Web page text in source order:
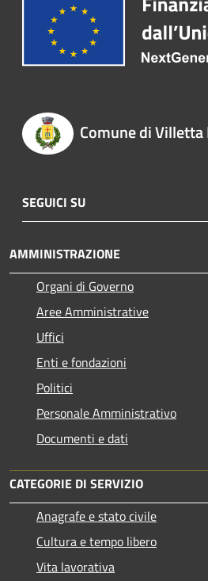
Comune di Villetta
SEGUICI SU
AMMINISTRAZIONE
Organi di Governo
Aree Amministrative
Uffici
Enti e fondazioni
Politici
Personale Amministrativo
Documenti e dati
CATEGORIE DI SERVIZIO
Anagrafe e stato civile
Cultura e tempo libero
Vita lavorativa